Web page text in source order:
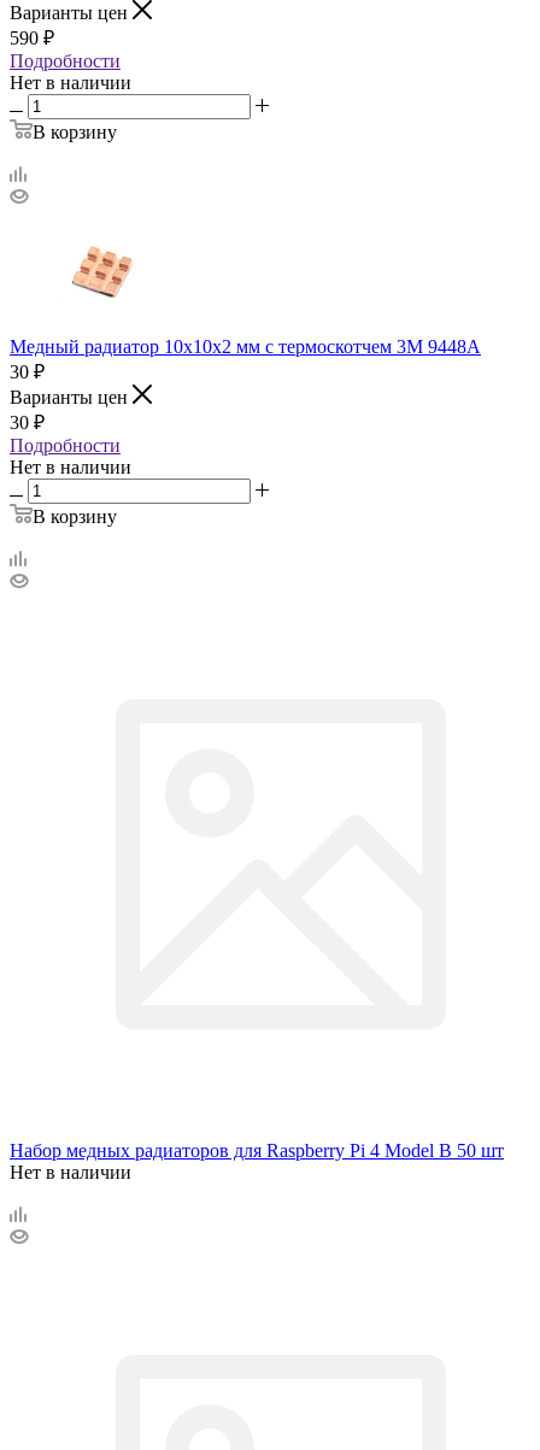
Варианты цен
590 ₽
Подробности
Нет в наличии
В корзину
Медный радиатор 10х10х2 мм с термоскотчем 3M 9448A
30 ₽
Варианты цен
30 ₽
Подробности
Нет в наличии
В корзину
Набор медных радиаторов для Raspberry Pi 4 Model B 50 шт
Нет в наличии